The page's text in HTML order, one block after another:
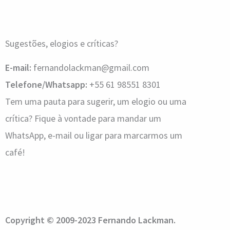
Sugestões, elogios e críticas?
E-mail: fernandolackman@gmail.com
Telefone/Whatsapp: +55 61 98551 8301
Tem uma pauta para sugerir, um elogio ou uma
crítica? Fique à vontade para mandar um
WhatsApp, e-mail ou ligar para marcarmos um
café!
Copyright © 2009-2023 Fernando Lackman.